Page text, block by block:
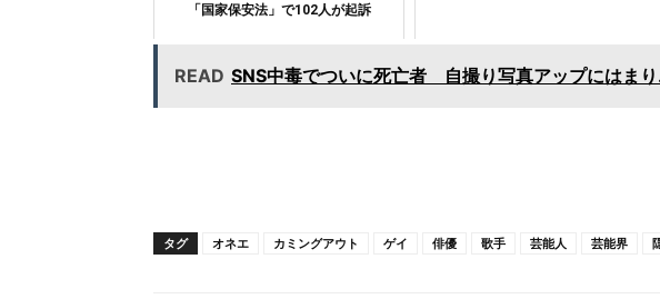
「国家保安法」で102人が起訴
READ SNS中毒でついに死亡者 自撮り写真アップにはま
タグ オネエ カミングアウト ゲイ 俳優 歌手 芸能人 芸能界